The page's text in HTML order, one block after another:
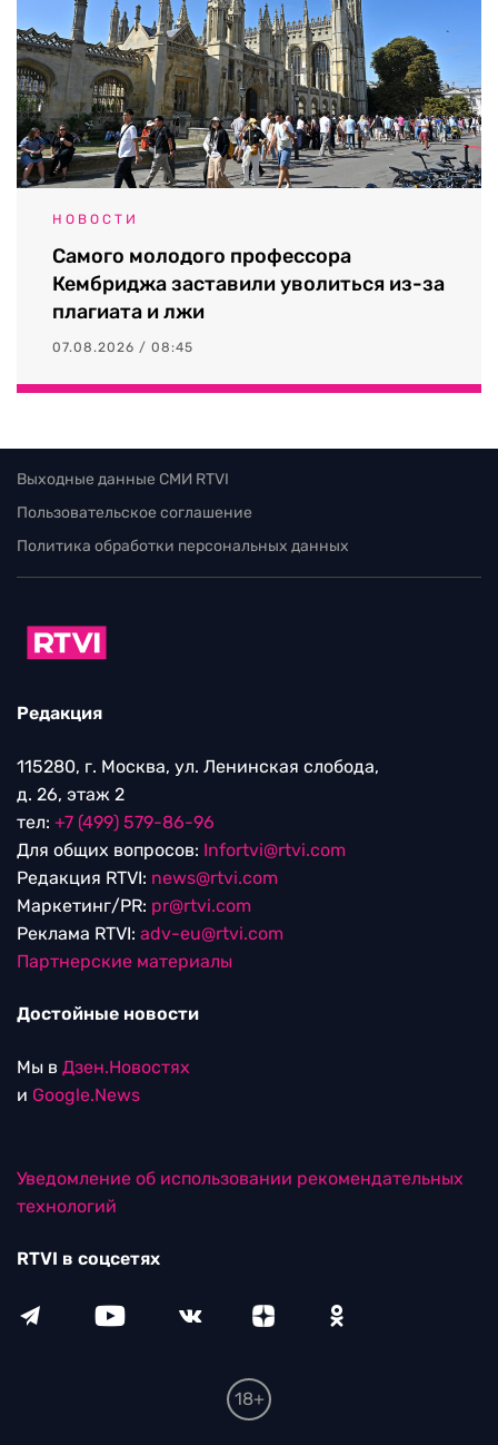
НОВОСТИ
Самого молодого профессора
Кембриджа заставили уволиться из-за
плагиата и лжи
07.08.2026 / 08:45
Выходные данные СМИ RTVI
Пользовательское соглашение
Политика обработки персональных данных
Редакция
115280, г. Москва, ул. Ленинская слобода,
д. 26, этаж 2
тел: +7 (499) 579-86-96
Для общих вопросов: Infortvi@rtvi.com
Редакция RTVI: news@rtvi.com
Маркетинг/PR: pr@rtvi.com
Реклама RTVI: adv-eu@rtvi.com
Партнерские материалы
Достойные новости
Мы в Дзен.Новостях
и Google.News
Уведомление об использовании рекомендательных
технологий
RTVI в соцсетях
18+